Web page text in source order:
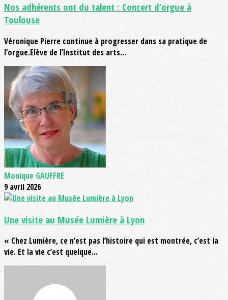
Nos adhérents ont du talent : Concert d’orgue à
Toulouse
Véronique Pierre continue à progresser dans sa pratique de
l’orgue.Elève de l’Institut des arts...
Monique GAUFFRE
9 avril 2026
Une visite au Musée Lumière à Lyon
« Chez Lumière, ce n’est pas l’histoire qui est montrée, c’est la
vie. Et la vie c’est quelque...